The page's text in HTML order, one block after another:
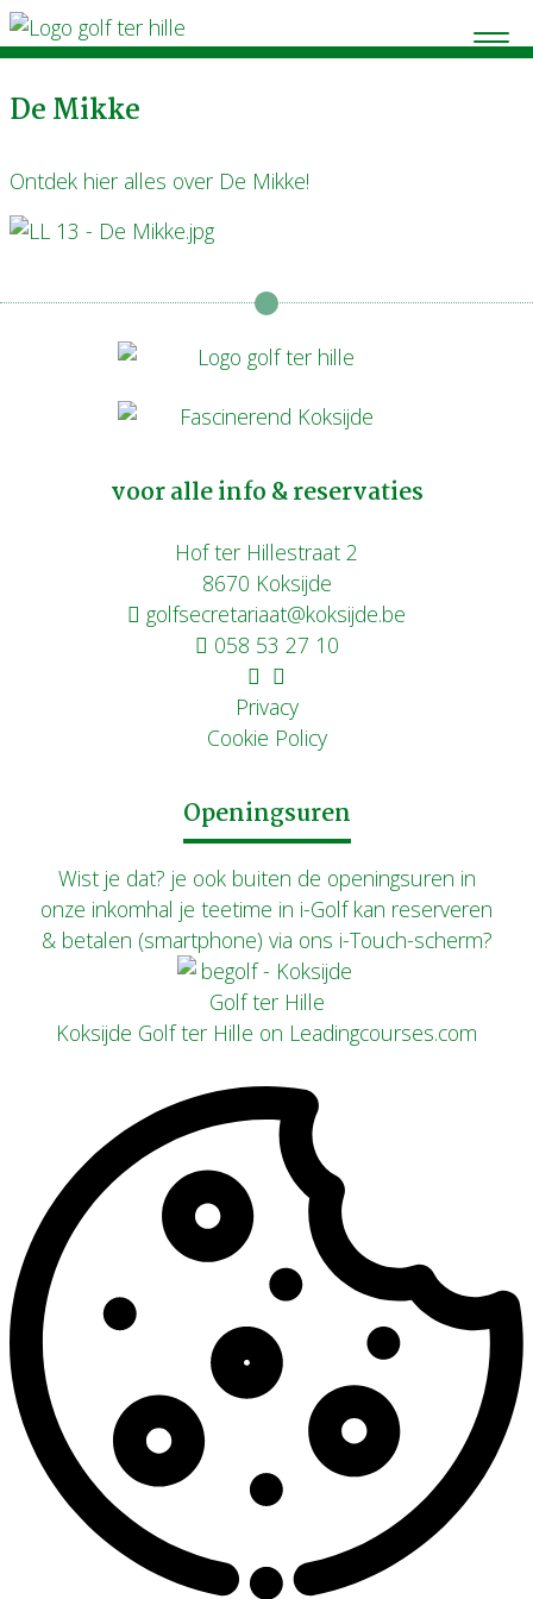
De Mikke
Ontdek hier alles over De Mikke!
voor alle info & reservaties
Hof ter Hillestraat 2
8670 Koksijde
golfsecretariaat@koksijde.be
058 53 27 10
Privacy
Cookie Policy
Openingsuren
Wist je dat? je ook buiten de openingsuren in
onze inkomhal je teetime in i-Golf kan reserveren
& betalen (smartphone) via ons i-Touch-scherm?
Koksijde Golf ter Hille on Leadingcourses.com